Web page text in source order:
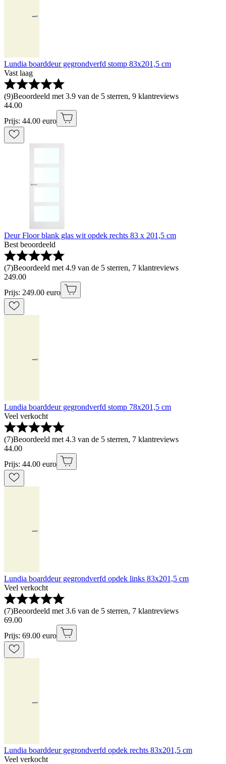
Lundia boarddeur gegrondverfd stomp 83x201,5 cm
Vast laag
(9)Beoordeeld met 3.9 van de 5 sterren, 9 klantreviews
44.00
Prijs: 44.00 euro
Deur Floor blank glas wit opdek rechts 83 x 201,5 cm
Best beoordeeld
(7)Beoordeeld met 4.9 van de 5 sterren, 7 klantreviews
249.00
Prijs: 249.00 euro
Lundia boarddeur gegrondverfd stomp 78x201,5 cm
Veel verkocht
(7)Beoordeeld met 4.3 van de 5 sterren, 7 klantreviews
44.00
Prijs: 44.00 euro
Lundia boarddeur gegrondverfd opdek links 83x201,5 cm
Veel verkocht
(7)Beoordeeld met 3.6 van de 5 sterren, 7 klantreviews
69.00
Prijs: 69.00 euro
Lundia boarddeur gegrondverfd opdek rechts 83x201,5 cm
Veel verkocht